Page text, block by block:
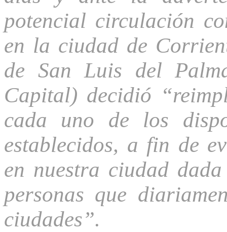
potencial circulación
en la ciudad de
de San Luis del
Capital) decidió
cada uno de los
establecidos, a fin de
en nuestra ciudad
personas que
ciudades”.